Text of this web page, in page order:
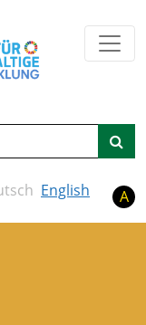
English A